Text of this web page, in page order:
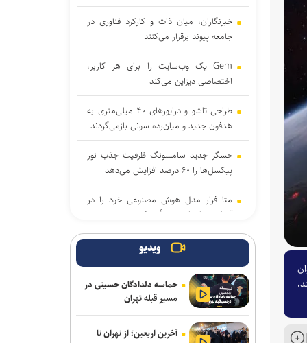
اف» را به عنوان
خبرنگاران، میان ذات و کارکرد فناوری در
جامعه پیوند برقرار می‌کنند
Gem یک وب‌سایت را برای هر کاربر،
اختصاصی دیزاین می‌کند
طراحی تاشو و درایورهای ۴۰ میلی‌متری به
هدفون جدید و میان‌رده سونی بازمی‌گردند
حسگر جدید سامسونگ ظرفیت جذب نور
پیکسل‌ها را ۶۰ درصد افزایش می‌دهد
متا فرار مدل هوش مصنوعی خود را در
آزمایش‌های امنیتی تأیید کرد
خبرنگاران با روایت دقیق، جامعه را با دولت
هوشمند همراه می‌کنند
چگونه زبان بدن در شبکه‌های اجتماعی
ویدیو
حماسه دلدادگان حسینی در
مسیر قبله تهران
آخرین اربعین؛ از تهران تا